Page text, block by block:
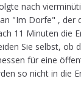
nach
"Im Dorfe" , der
11 Minu­ten die
Sie selbst, ob
für eine
so nicht in die